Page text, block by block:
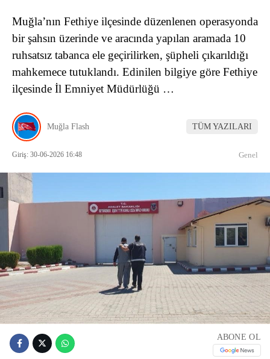
Muğla’nın Fethiye ilçesinde düzenlenen operasyonda
bir şahsın üzerinde ve aracında yapılan aramada 10
ruhsatsız tabanca ele geçirilirken, şüpheli çıkarıldığı
mahkemece tutuklandı. Edinilen bilgiye göre Fethiye
ilçesinde İl Emniyet Müdürlüğü …
Muğla Flash TÜM YAZILARI
Giriş: 30-06-2026 16:48 Genel
ABONE OL